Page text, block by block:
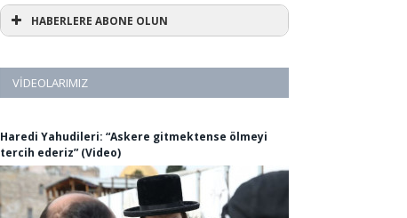
HABERLERE ABONE OLUN
VIDEOLARIMIZ
Haredi Yahudileri: “Askere gitmektense ölmeyi
tercih ederiz” (Video)